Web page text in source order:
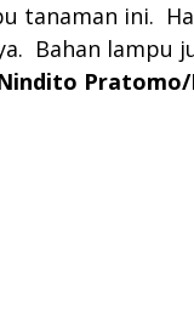
tanaman ini.
Bahan lampu